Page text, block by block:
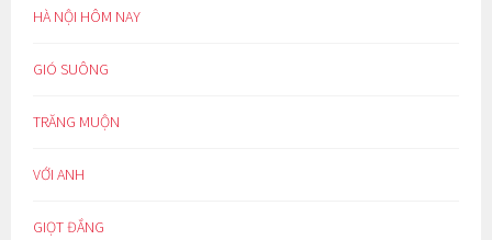
HÀ NỘI HÔM NAY
GIÓ SUÔNG
TRĂNG MUỘN
VỚI ANH
GIỌT ĐẮNG